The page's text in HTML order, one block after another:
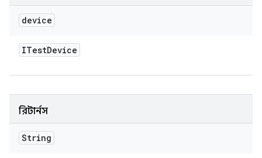
device
ITestDevice
রিটার্নস
String